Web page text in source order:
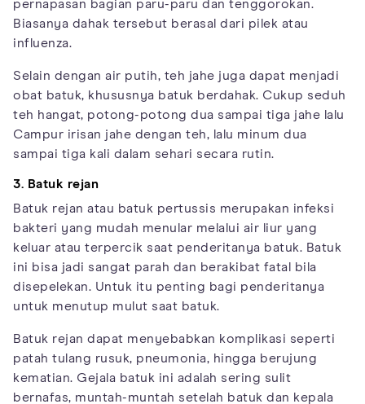
pernapasan bagian paru-paru dan tenggorokan.
Biasanya dahak tersebut berasal dari pilek atau
influenza.
Selain dengan air putih, teh jahe juga dapat menjadi
obat batuk, khususnya batuk berdahak. Cukup seduh
teh hangat, potong-potong dua sampai tiga jahe lalu
Campur irisan jahe dengan teh, lalu minum dua
sampai tiga kali dalam sehari secara rutin.
3. Batuk rejan
Batuk rejan atau batuk pertussis merupakan infeksi
bakteri yang mudah menular melalui air liur yang
keluar atau terpercik saat penderitanya batuk. Batuk
ini bisa jadi sangat parah dan berakibat fatal bila
disepelekan. Untuk itu penting bagi penderitanya
untuk menutup mulut saat batuk.
Batuk rejan dapat menyebabkan komplikasi seperti
patah tulang rusuk, pneumonia, hingga berujung
kematian. Gejala batuk ini adalah sering sulit
bernafas, muntah-muntah setelah batuk dan kepala